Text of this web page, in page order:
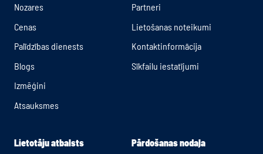
Nozares
Cenas
Palīdzības dienests
Blogs
Izmēģini
Atsauksmes
Partneri
Lietošanas noteikumi
Kontaktinformācija
Sīkfailu iestatījumi
Lietotāju atbalsts
Pārdošanas nodaļa